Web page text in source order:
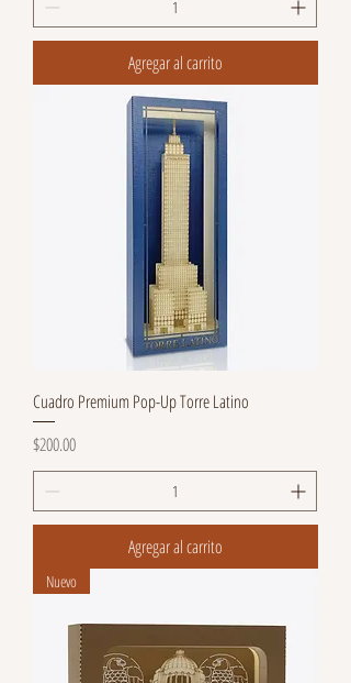
Agregar al carrito
Cuadro Premium Pop-Up Torre Latino
Precio
$200.00
Agregar al carrito
Nuevo